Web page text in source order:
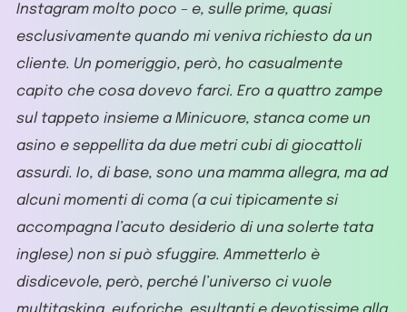
Instagram molto poco – e, sulle prime, quasi
esclusivamente quando mi veniva richiesto da un
cliente. Un pomeriggio, però, ho casualmente
capito che cosa dovevo farci. Ero a quattro zampe
sul tappeto insieme a Minicuore, stanca come un
asino e seppellita da due metri cubi di giocattoli
assurdi. Io, di base, sono una mamma allegra, ma ad
alcuni momenti di coma (a cui tipicamente si
accompagna l’acuto desiderio di una solerte tata
inglese) non si può sfuggire. Ammetterlo è
disdicevole, però, perché l’universo ci vuole